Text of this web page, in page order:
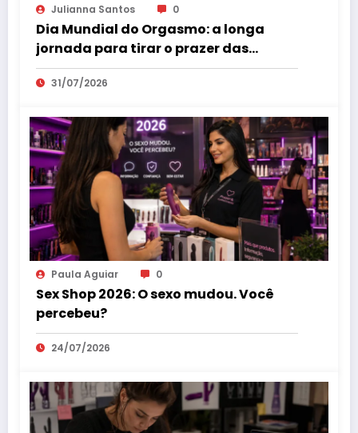
Julianna Santos 0
Dia Mundial do Orgasmo: a longa
jornada para tirar o prazer das
sombras
31/07/2026
Paula Aguiar 0
Sex Shop 2026: O sexo mudou. Você
percebeu?
24/07/2026